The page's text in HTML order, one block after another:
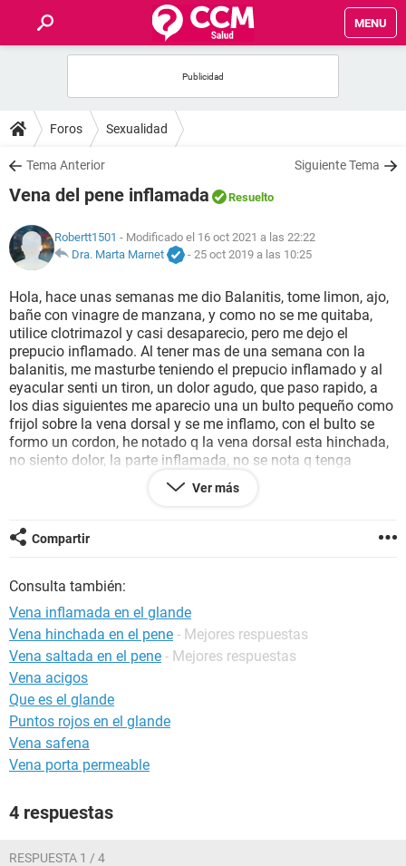
MENU
FOROS
SALUD
NUTRICIÓN
BIENESTAR
SEXUALIDAD
GLOSARIO
Foros Sexualidad
Tema Anterior Siguiente Tema
Vena del pene inflamada Resuelto
Robertt1501 - Modificado el 16 oct 2021 a las 22:22
Dra. Marta Marnet
- 25 oct 2019 a las 10:25
Hola, hace unas semanas me dio Balanitis, tome limon, ajo,
bañe con vinagre de manzana, y como no se me quitaba,
utilice clotrimazol y casi desaparecio, pero me dejo el
prepucio inflamado. Al tener mas de una semana con la
balanitis, me masturbe teniendo el prepucio inflamado y al
eyacular senti un tiron, un dolor agudo, que paso rapido, a
los dias siguientes me aparecio una un bulto pequeño como
frijol sobre la vena dorsal y se me inflamo, con el bulto se
formo un cordon, he notado q la vena dorsal esta hinchada,
no siento dolor, la parte inflamada, no se nota q tenga
cuagulo de sangre, aun no se que es y si pasara solo, estoy
tomando Naproxeno, lei que debo tomarlo por 5 dias, si
puede tratad y como curarme se los agradeceria! Saludos!
Ver más
Compartir
Consulta también:
Vena inflamada en el glande
Vena hinchada en el pene - Mejores respuestas
Vena saltada en el pene - Mejores respuestas
Vena acigos
Que es el glande
Puntos rojos en el glande
Vena safena
Vena porta permeable
4 respuestas
RESPUESTA 1 / 4